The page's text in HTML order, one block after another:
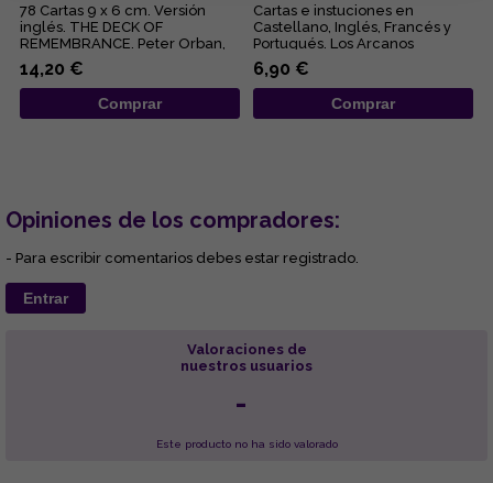
78 Cartas 9 x 6 cm. Versión
inglés. THE DECK OF
REMEMBRANCE. Peter Orban,
Ingrid Zinnel and Thea Weller.
This ...
14,20 €
Comprar
Cartas e instuciones en
Castellano, Inglés, Francés y
Portugués. Los Arcanos
Mayores que ahora
presentamos est...
6,90 €
Comprar
Opiniones de los compradores:
- Para escribir comentarios debes estar registrado.
Entrar
Valoraciones de
nuestros usuarios
-
Este producto no ha sido valorado